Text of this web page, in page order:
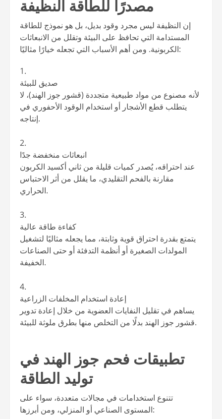
مصدرًا للطاقة النظيفة
إن النظيفة ليس مجرد وقود بديل، بل هو نموذج للطاقة
المستدامة التي تحافظ على البيئة وتقلل من الانبعاثات
الكربونية. ومن أهم الأسباب التي تجعله خيارًا مثاليًا:
صديق للبيئة
لأنه مصنوع من مواد طبيعية متجددة (قشور جوز الهند)، لا
يتطلب قطع الأشجار أو استخدام الوقود الأحفوري في
إنتاجه.
انبعاثات منخفضة جدًا
عند احتراقه، يُصدر كميات قليلة من ثاني أكسيد الكربون
مقارنة بالفحم التقليدي، ما يقلل من أثر الاحتباس
الحراري.
كفاءة طاقة عالية
يتمتع بقدرة احتراق قوية وثابتة، مما يجعله مثاليًا لتشغيل
المولدات الصغيرة أو أنظمة التدفئة أو حتى الصناعات
الخفيفة.
إعادة استخدام المخلفات الزراعية
يساهم في تقليل النفايات العضوية من خلال إعادة تدوير
قشور جوز الهند بدلًا من التخلص منها بطرق ملوثة للبيئة.
تطبيقات فحم جوز الهند في
توليد الطاقة
تتنوع استخدامات في مجالات متعددة، سواء على
المستوى الصناعي أو المنزلي، ومن أبرزها: